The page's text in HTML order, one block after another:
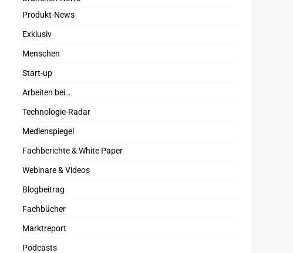
Produkt-News
Exklusiv
Menschen
Start-up
Arbeiten bei…
Technologie-Radar
Medienspiegel
Fachberichte & White Paper
Webinare & Videos
Blogbeitrag
Fachbücher
Marktreport
Podcasts